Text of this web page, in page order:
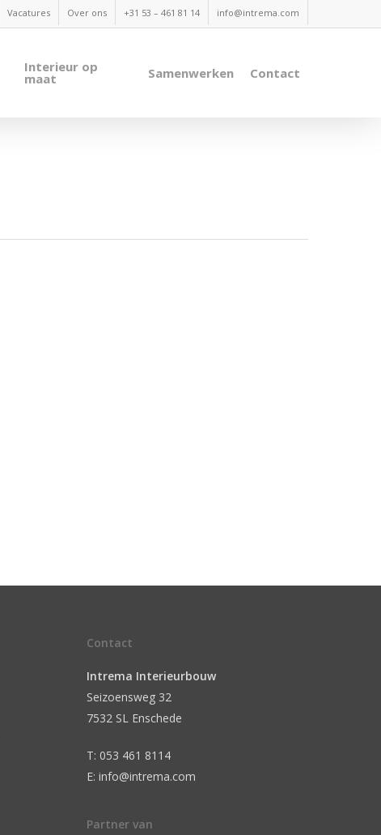
Vacatures Over ons +31 53 – 461 81 14 info@intrema.com
Interieur op
maat Samenwerken Contact
Contact
Intrema Interieurbouw
Seizoensweg 32
7532 SL Enschede
T: 053 461 8114
E: info@intrema.com
Partner van